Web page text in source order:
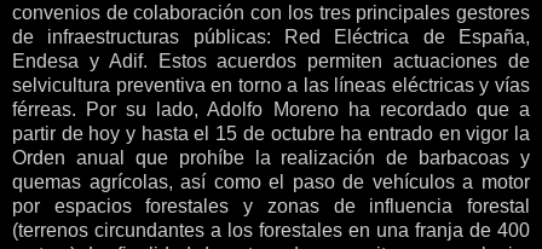
convenios de colaboración con los tres principales gestores
de infraestructuras públicas: Red Eléctrica de España,
Endesa y Adif. Estos acuerdos permiten actuaciones de
selvicultura preventiva en torno a las líneas eléctricas y vías
férreas. Por su lado, Adolfo Moreno ha recordado que a
partir de hoy y hasta el 15 de octubre ha entrado en vigor la
Orden anual que prohíbe la realización de barbacoas y
quemas agrícolas, así como el paso de vehículos a motor
por espacios forestales y zonas de influencia forestal
(terrenos circundantes a los forestales en una franja de 400